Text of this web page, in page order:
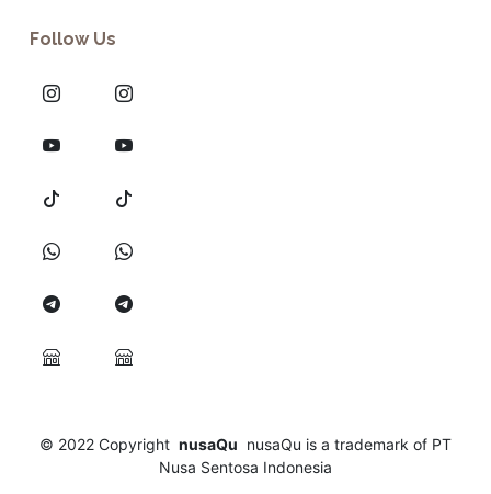
Follow Us
© 2022 Copyright nusaQu nusaQu is a trademark of PT
Nusa Sentosa Indonesia